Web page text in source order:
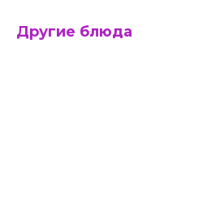
Другие блюда